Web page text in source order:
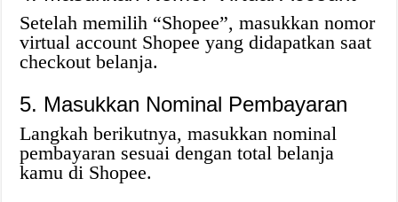
Setelah memilih “Shopee”, masukkan nomor
virtual account Shopee yang didapatkan saat
checkout belanja.
5. Masukkan Nominal Pembayaran
Langkah berikutnya, masukkan nominal
pembayaran sesuai dengan total belanja
kamu di Shopee.